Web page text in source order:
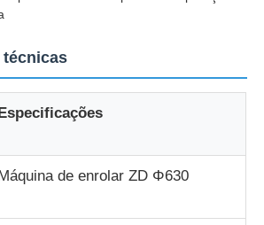
do fio
do fio
de dupla torção
técnicas
de enrolar ZD Φ630